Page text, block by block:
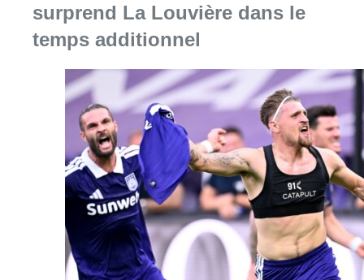
surprend La Louvière dans le
temps additionnel